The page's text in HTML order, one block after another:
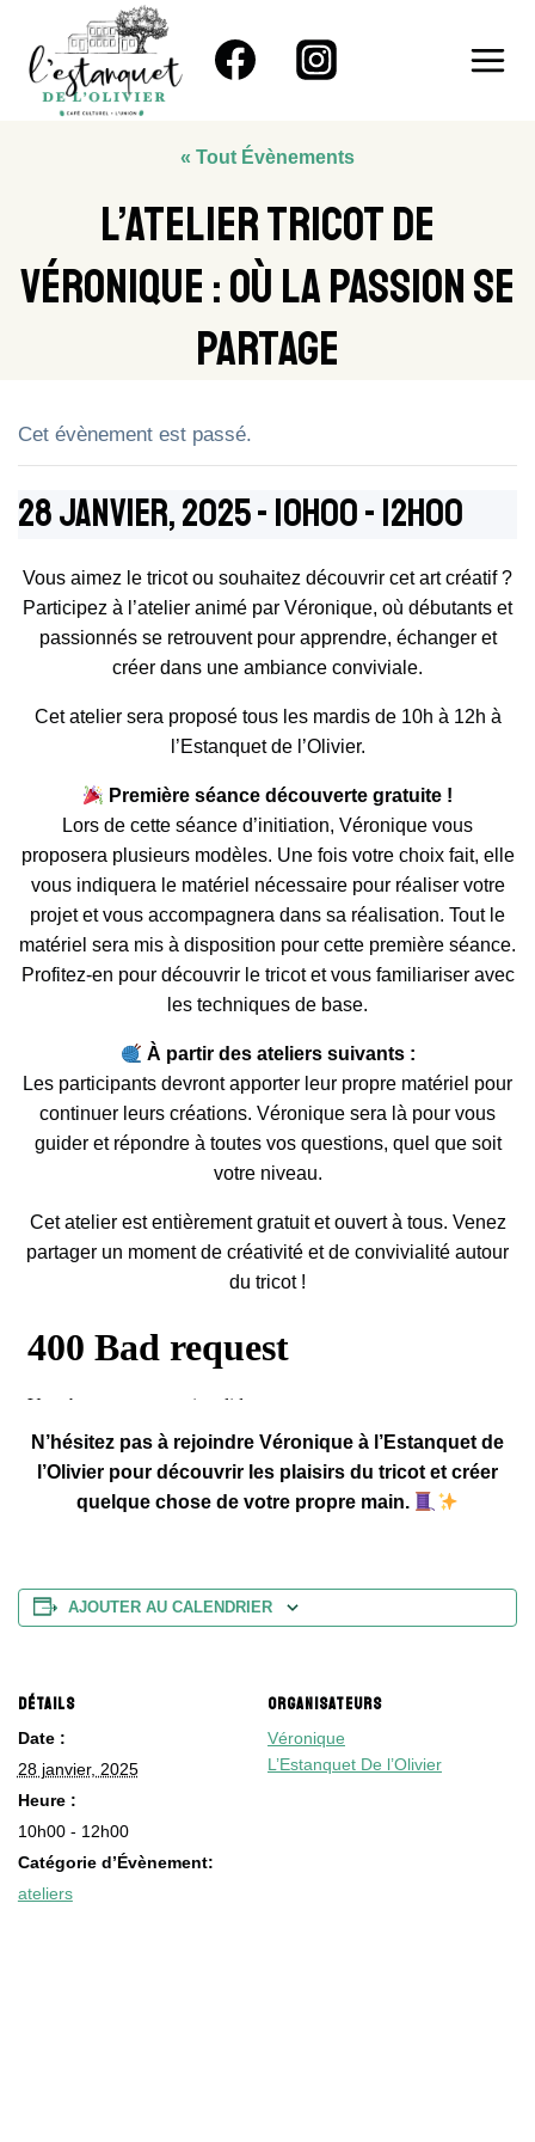
contenu
« Tout Évènements
L’Atelier Tricot De
Véronique : Où La Passion Se
Partage
Cet évènement est passé.
28 Janvier, 2025 - 10h00- 12h00
Vous aimez le tricot ou souhaitez découvrir cet art créatif ?
Participez à l’atelier animé par Véronique, où débutants et
passionnés se retrouvent pour apprendre, échanger et
créer dans une ambiance conviviale.
Cet atelier sera proposé tous les mardis de 10h à 12h à
l’Estanquet de l’Olivier.
Première séance découverte gratuite !
Lors de cette séance d’initiation, Véronique vous
proposera plusieurs modèles. Une fois votre choix fait, elle
vous indiquera le matériel nécessaire pour réaliser votre
projet et vous accompagnera dans sa réalisation. Tout le
matériel sera mis à disposition pour cette première séance.
Profitez-en pour découvrir le tricot et vous familiariser avec
les techniques de base.
À partir des ateliers suivants :
Les participants devront apporter leur propre matériel pour
continuer leurs créations. Véronique sera là pour vous
guider et répondre à toutes vos questions, quel que soit
votre niveau.
Cet atelier est entièrement gratuit et ouvert à tous. Venez
partager un moment de créativité et de convivialité autour
du tricot !
N’hésitez pas à rejoindre Véronique à l’Estanquet de
l’Olivier pour découvrir les plaisirs du tricot et créer
quelque chose de votre propre main.
AJOUTER AU CALENDRIER
DÉTAILS
Date :
28 janvier, 2025
Heure :
10h00 - 12h00
Catégorie d’Évènement:
ateliers
ORGANISATEURS
Véronique
L’Estanquet De l’Olivier